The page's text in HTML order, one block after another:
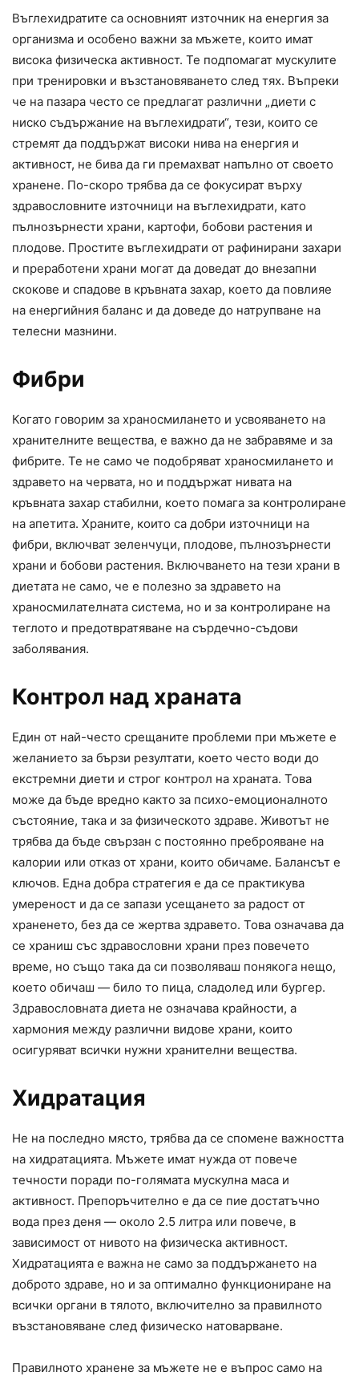
Въглехидратите са основният източник на енергия за
организма и особено важни за мъжете, които имат
висока физическа активност. Те подпомагат мускулите
при тренировки и възстановяването след тях. Въпреки
че на пазара често се предлагат различни „диети с
ниско съдържание на въглехидрати“, тези, които се
стремят да поддържат високи нива на енергия и
активност, не бива да ги премахват напълно от своето
хранене. По-скоро трябва да се фокусират върху
здравословните източници на въглехидрати, като
пълнозърнести храни, картофи, бобови растения и
плодове. Простите въглехидрати от рафинирани захари
и преработени храни могат да доведат до внезапни
скокове и спадове в кръвната захар, което да повлияе
на енергийния баланс и да доведе до натрупване на
телесни мазнини.
Фибри
Когато говорим за храносмилането и усвояването на
хранителните вещества, е важно да не забравяме и за
фибрите. Те не само че подобряват храносмилането и
здравето на червата, но и поддържат нивата на
кръвната захар стабилни, което помага за контролиране
на апетита. Храните, които са добри източници на
фибри, включват зеленчуци, плодове, пълнозърнести
храни и бобови растения. Включването на тези храни в
диетата не само, че е полезно за здравето на
храносмилателната система, но и за контролиране на
теглото и предотвратяване на сърдечно-съдови
заболявания.
Контрол над храната
Един от най-често срещаните проблеми при мъжете е
желанието за бързи резултати, което често води до
екстремни диети и строг контрол на храната. Това
може да бъде вредно както за психо-емоционалното
състояние, така и за физическото здраве. Животът не
трябва да бъде свързан с постоянно преброяване на
калории или отказ от храни, които обичаме. Балансът е
ключов. Една добра стратегия е да се практикува
умереност и да се запази усещането за радост от
храненето, без да се жертва здравето. Това означава да
се храниш със здравословни храни през повечето
време, но също така да си позволяваш понякога нещо,
което обичаш — било то пица, сладолед или бургер.
Здравословната диета не означава крайности, а
хармония между различни видове храни, които
осигуряват всички нужни хранителни вещества.
Хидратация
Не на последно място, трябва да се спомене важността
на хидратацията. Мъжете имат нужда от повече
течности поради по-голямата мускулна маса и
активност. Препоръчително е да се пие достатъчно
вода през деня — около 2.5 литра или повече, в
зависимост от нивото на физическа активност.
Хидратацията е важна не само за поддържането на
доброто здраве, но и за оптимално функциониране на
всички органи в тялото, включително за правилното
възстановяване след физическо натоварване.
Правилното хранене за мъжете не е въпрос само на